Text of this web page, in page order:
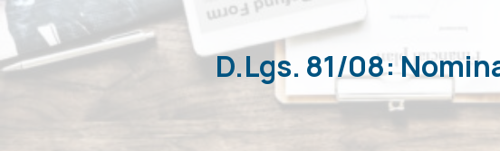
D.Lgs. 81/08: